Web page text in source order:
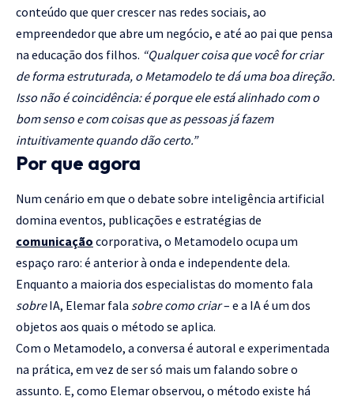
conteúdo que quer crescer nas redes sociais, ao
empreendedor que abre um negócio, e até ao pai que pensa
na educação dos filhos. “Qualquer coisa que você for criar
de forma estruturada, o Metamodelo te dá uma boa direção.
Isso não é coincidência: é porque ele está alinhado com o
bom senso e com coisas que as pessoas já fazem
intuitivamente quando dão certo.”
Por que agora
Num cenário em que o debate sobre inteligência artificial
domina eventos, publicações e estratégias de
comunicação corporativa, o Metamodelo ocupa um
espaço raro: é anterior à onda e independente dela.
Enquanto a maioria dos especialistas do momento fala
sobreIA, Elemar fala sobre como criar– e a IA é um dos
objetos aos quais o método se aplica.
Com o Metamodelo, a conversa é autoral e experimentada
na prática, em vez de ser só mais um falando sobre o
assunto. E, como Elemar observou, o método existe há